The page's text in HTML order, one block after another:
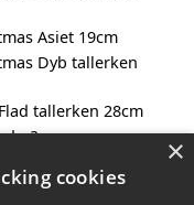
Asiet 19cm
Dyb tallerken
tallerken 28cm
udvalget her!
×
cookies